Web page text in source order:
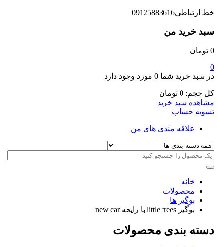
خط ارتباطی09125883616
سبد خرید من
0 تومان
0
در سبد خرید شما 0 مورد وجود دارد
کل حجم: 0 تومان
مشاهده سبد خرید
تسویه حساب
علاقه مندی های من
خانه
محصولات
بوگیر ها
بوگیر little trees با رایحه new car
دسته بندی محصولات